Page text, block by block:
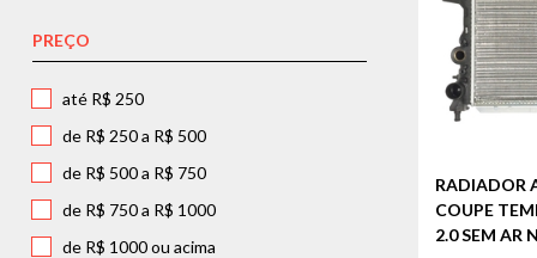
PREÇO
até R$ 250
de R$ 250 a R$ 500
de R$ 500 a R$ 750
de R$ 750 a R$ 1000
de R$ 1000 ou acima
RADIADOR
COUPE
2.0 SEM AR